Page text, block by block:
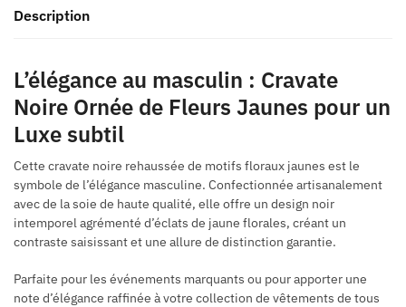
Description
L’élégance au masculin : Cravate
Noire Ornée de Fleurs Jaunes pour un
Luxe subtil
Cette cravate noire rehaussée de motifs floraux jaunes est le
symbole de l’élégance masculine. Confectionnée artisanalement
avec de la soie de haute qualité, elle offre un design noir
intemporel agrémenté d’éclats de jaune florales, créant un
contraste saisissant et une allure de distinction garantie.
Parfaite pour les événements marquants ou pour apporter une
note d’élégance raffinée à votre collection de vêtements de tous